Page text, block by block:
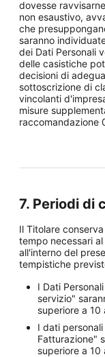
dovesse
non esaustivo,
che
saranno
dei Dati Personali
delle casistiche
decisioni di
sottoscrizione di
vincolanti
misure
raccomandazione
7. Periodi di
Il Titolare
tempo necessari
all'interno del
tempistiche
I Dati
servizio"
superiore a 10
I dati
Fatturazione"
superiore a 10